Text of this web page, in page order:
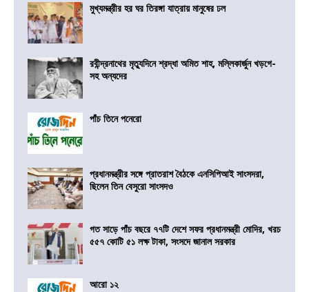
মুখ্যমন্ত্রীর হর ঘর তিরঙ্গা যাত্রায় মানুষের ঢল
রবীন্দ্রনাথের মৃত্যুদিনে শ্রদ্ধা অমিত শাহ, মল্লিকার্জুন খড়গে-
সহ অন্যদের
পাঁচ তিনে পনেরো
প্রধানমন্ত্রীর সঙ্গে প্রাতরাশ বৈঠকে এনসিপিআই সাংসদরা,
ছিলেন তিন বেসুরো সাংসদও
গত সাড়ে পাঁচ বছরে ৭৭টি দেশে সফর প্রধানমন্ত্রী মোদির, খরচ
৫৫৭ কোটি ৫১ লক্ষ টাকা, সংসদে জানাল সরকার
আরো ১২